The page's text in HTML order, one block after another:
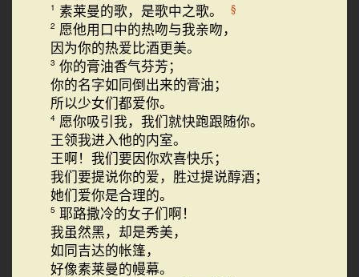
1 素莱曼的歌，是歌中之歌。 §
2 愿他用口中的热吻与我亲吻，
因为你的热爱比酒更美。
3 你的膏油香气芬芳；
你的名字如同倒出来的膏油；
所以少女们都爱你。
4 愿你吸引我，我们就快跑跟随你。
王领我进入他的内室。
王啊！我们要因你欢喜快乐；
我们要提说你的爱，胜过提说醇酒；
她们爱你是合理的。
5 耶路撒冷的女子们啊！
我虽然黑，却是秀美，
如同吉达的帐篷，
好像素莱曼的幔幕。